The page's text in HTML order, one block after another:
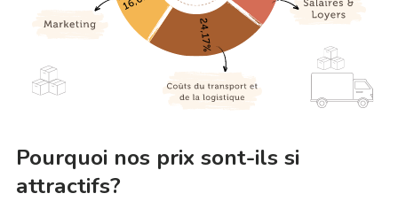
Pourquoi nos prix sont-ils si
attractifs?